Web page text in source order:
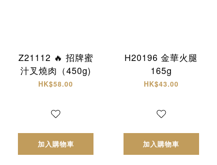
Z21112 🔥 招牌蜜
汁叉燒肉（450g)
HK$58.00
加入購物車
H20196 金華火腿
165g
HK$43.00
加入購物車